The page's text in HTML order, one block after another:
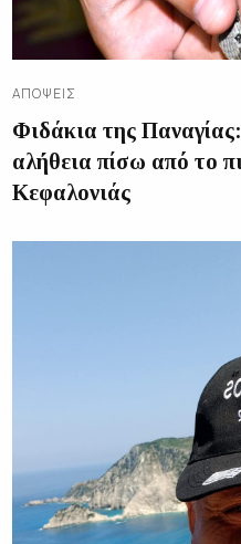
ΑΠΌΨΕΙΣ
Φιδάκια της
αλήθεια πίσω από το
Κεφαλονιάς